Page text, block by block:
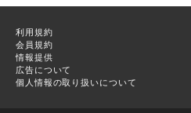
利用規約
会員規約
情報提供
広告について
個人情報の取り扱いについて